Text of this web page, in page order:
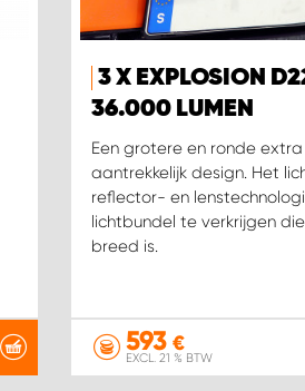
3 X EXPLOSION
36.000 LUMEN
Een grotere en ronde
aantrekkelijk design. Het
reflector- en
lichtbundel te verkrijgen
breed is.
593 €
EXCL. 21 % BTW